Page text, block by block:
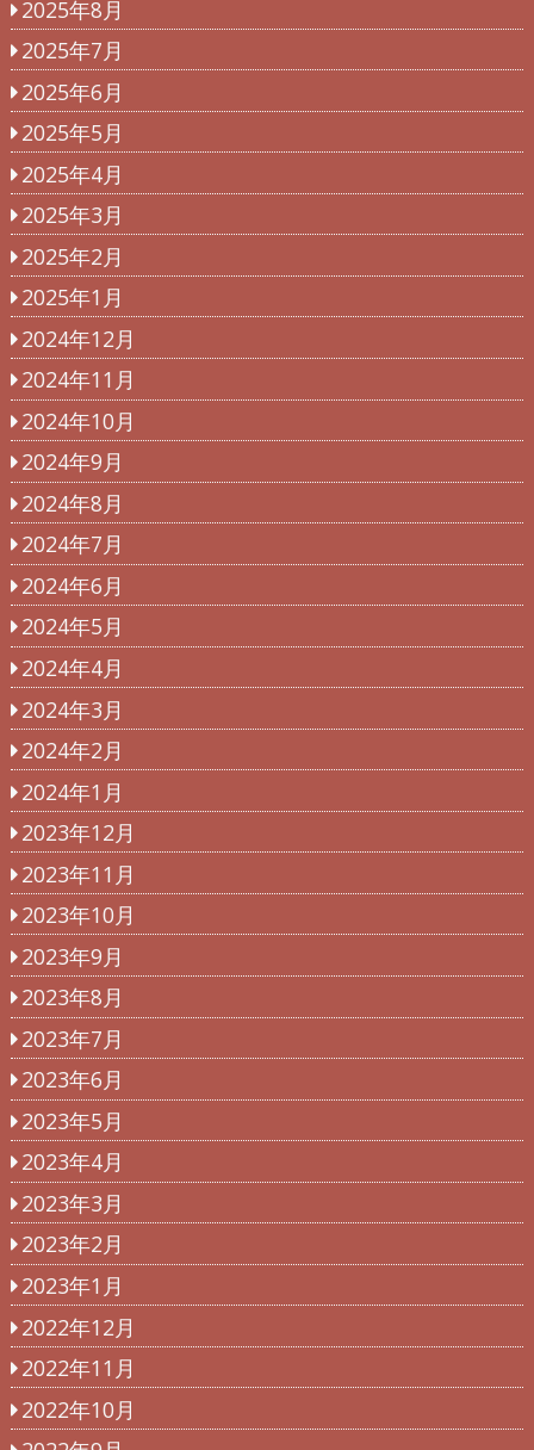
2025年8月
2025年7月
2025年6月
2025年5月
2025年4月
2025年3月
2025年2月
2025年1月
2024年12月
2024年11月
2024年10月
2024年9月
2024年8月
2024年7月
2024年6月
2024年5月
2024年4月
2024年3月
2024年2月
2024年1月
2023年12月
2023年11月
2023年10月
2023年9月
2023年8月
2023年7月
2023年6月
2023年5月
2023年4月
2023年3月
2023年2月
2023年1月
2022年12月
2022年11月
2022年10月